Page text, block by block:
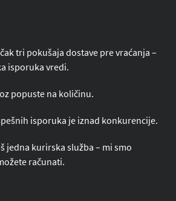
tri pokušaja dostave pre vraćanja –
isporuka vredi.
popuste na količinu.
isporuka je iznad konkurencije.
jedna kurirska služba – mi smo
računati.